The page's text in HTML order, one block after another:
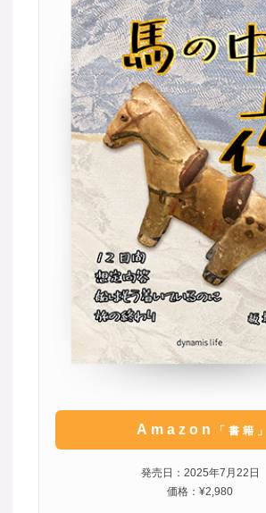
Amazon 「書籍」
発売日：2025年7月22日
価格：¥2,980